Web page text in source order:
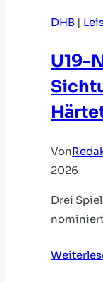
DHB |
U19-
Von
2026
Drei